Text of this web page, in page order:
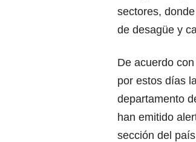
sectores,
de desagüe y
De acuerdo
por estos días
departamento
han emitido
sección del